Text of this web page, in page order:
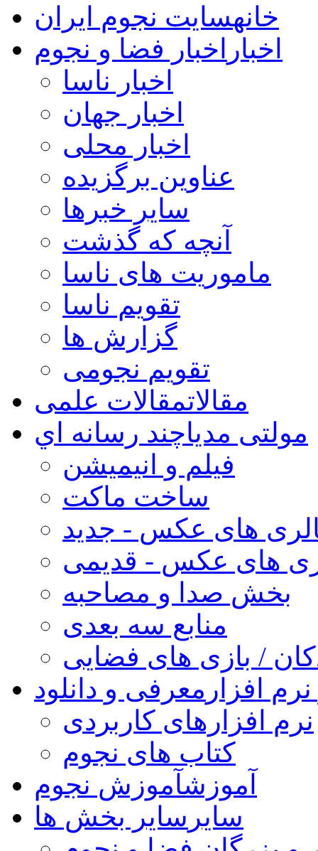
خانهسایت نجوم ایران
اخبار اخبار فضا و نجوم
اخبار ناسا
اخبار جهان
اخبار محلی
عناوین برگزیده
سایر خبرها
آنچه که گذشت
ماموریت های ناسا
تقویم ناسا
گزارش ها
تقویم نجومی
مقالاتمقالات علمی
مولتی مدیاچند رسانه اي
فیلم و انیمیشن
ساخت ماکت
های عکس - جدید
های عکس - قدیمی
بخش صدا و مصاحبه
منابع سه بعدی
/ بازی های فضایی
افزار معرفی و دانلود
نرم افزارهای کاربردی
کتاب های نجوم
آموزشآموزش نجوم
سایر سایر بخش ها